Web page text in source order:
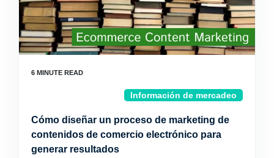
Información de mercadeo
Cómo diseñar un proceso de marketing de
contenidos de comercio electrónico para
generar resultados